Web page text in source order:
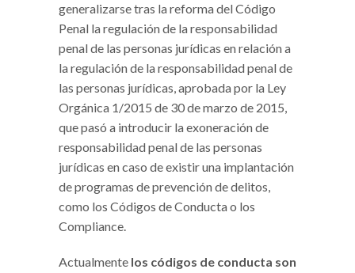
generalizarse tras la reforma del Código
Penal la regulación de la responsabilidad
penal de las personas jurídicas en relación a
la regulación de la responsabilidad penal de
las personas jurídicas, aprobada por la Ley
Orgánica 1/2015 de 30 de marzo de 2015,
que pasó a introducir la exoneración de
responsabilidad penal de las personas
jurídicas en caso de existir una implantación
de programas de prevención de delitos,
como los Códigos de Conducta o los
Compliance.
Actualmente los códigos de conducta son